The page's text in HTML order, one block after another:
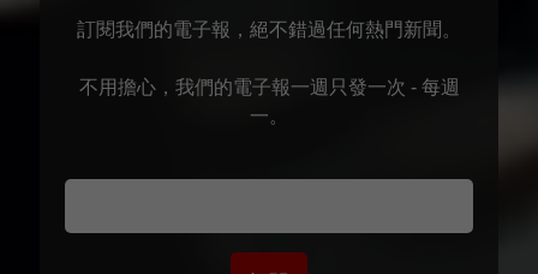
訂閱我們的電子報，絕不錯過任何熱門新聞。
不用擔心，我們的電子報一週只發一次 - 每週
一。